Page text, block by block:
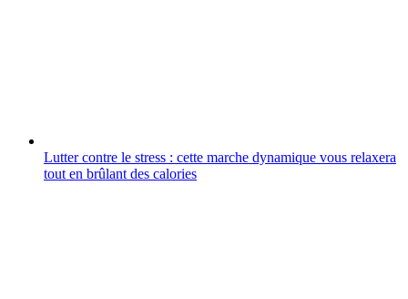
Lutter contre le stress : cette marche dynamique vous relaxera
tout en brûlant des calories